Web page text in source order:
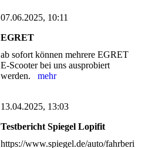
07.06.2025, 10:11
EGRET
ab sofort können mehrere EGRET
E-Scooter bei uns ausprobiert
werden. mehr
13.04.2025, 13:03
Testbericht Spiegel Lopifit
https://www.spiegel.de/auto/fahrberi